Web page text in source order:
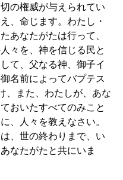
の権威が与えられてい
、命じます。わたし・
あなたがたは行って、
々を、神を信じる民と
て、父なる神、御子イ
名前によってバプテス
、また、わたしが、あな
おいたすべてのみこと
、人々を教えなさい。
、世の終わりまで、い
なたがたと共にいま